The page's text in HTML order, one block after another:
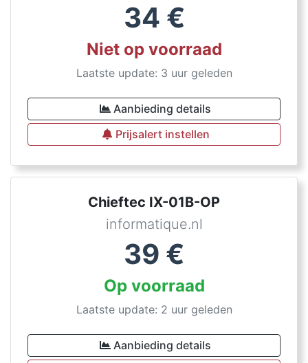
34 €
Niet op voorraad
Laatste update: 3 uur geleden
Aanbieding details
Prijsalert instellen
Chieftec IX-01B-OP
informatique.nl
39 €
Op voorraad
Laatste update: 2 uur geleden
Aanbieding details